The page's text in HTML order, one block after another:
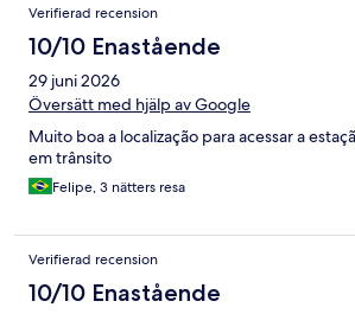
Verifierad recension
10/10 Enastående
29 juni 2026
Översätt med hjälp av Google
Muito boa a localização para acessar a
em trânsito
Felipe, 3 nätters resa
Verifierad recension
10/10 Enastående